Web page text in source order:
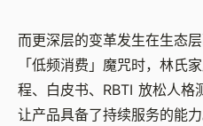
而更深层的变革发生在生态
「低频消费」魔咒时，林氏
程、白皮书、RBTI 放松人格
让产品具备了持续服务的能